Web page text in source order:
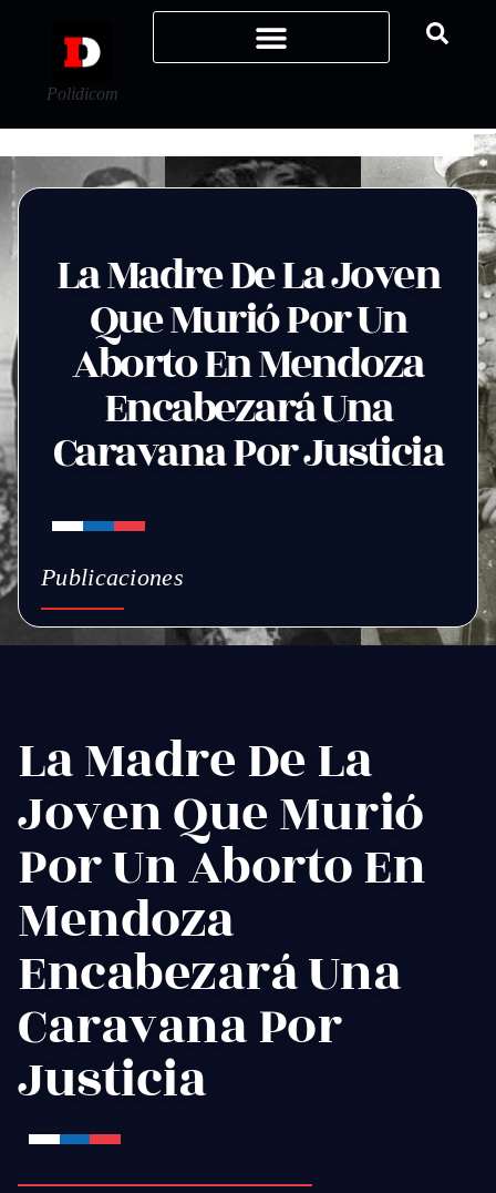
Polidicom
La Madre De La Joven
Que Murió Por Un
Aborto En Mendoza
Encabezará Una
Caravana Por Justicia
Publicaciones
La Madre De La
Joven Que Murió
Por Un Aborto En
Mendoza
Encabezará Una
Caravana Por
Justicia